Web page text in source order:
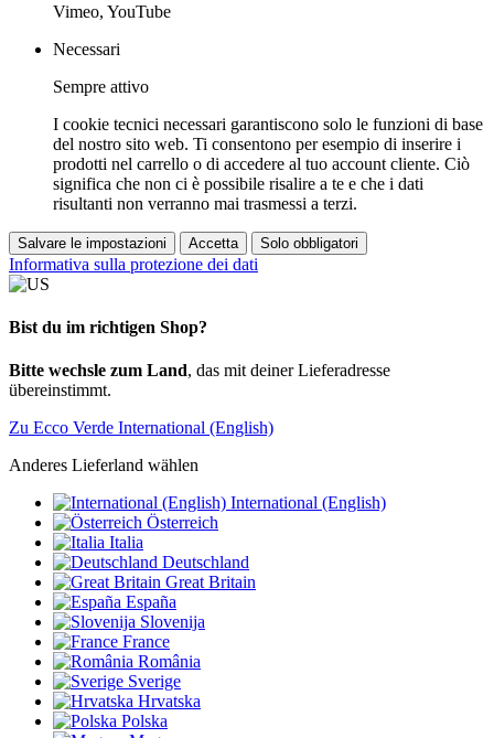
Vimeo, YouTube
Necessari
Sempre attivo
I cookie tecnici necessari garantiscono solo le funzioni di base
del nostro sito web. Ti consentono per esempio di inserire i
prodotti nel carrello o di accedere al tuo account cliente. Ciò
significa che non ci è possibile risalire a te e che i dati
risultanti non verranno mai trasmessi a terzi.
Salvare le impostazioni Accetta Solo obbligatori
Informativa sulla protezione dei dati
Bist du im richtigen Shop?
Bitte wechsle zum Land, das mit deiner Lieferadresse
übereinstimmt.
Zu Ecco Verde International (English)
Anderes Lieferland wählen
International (English)
Österreich
Italia
Deutschland
Great Britain
España
Slovenija
France
România
Sverige
Hrvatska
Polska